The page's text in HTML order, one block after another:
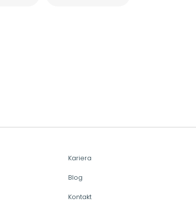
Kariera
Blog
Kontakt